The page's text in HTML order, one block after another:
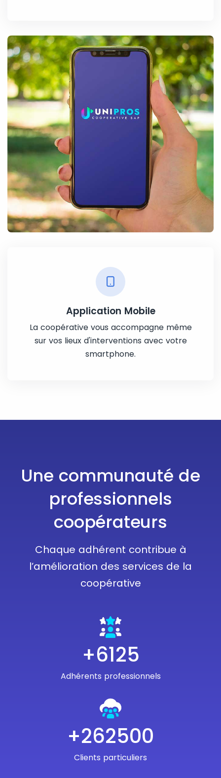
Application Mobile
La coopérative vous accompagne même
sur vos lieux d'interventions avec votre
smartphone.
Une communauté de
professionnels
coopérateurs
Chaque adhérent contribue à
l’amélioration des services de la
coopérative
+7000
Adhérents professionnels
+300000
Clients particuliers